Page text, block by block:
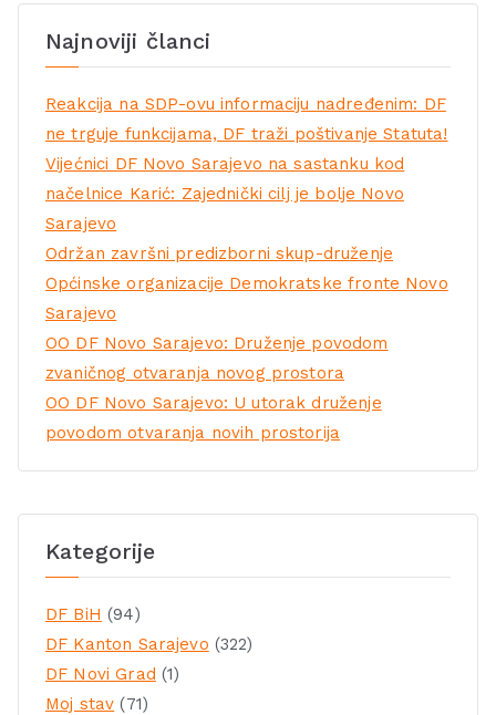
Najnoviji članci
Reakcija na SDP-ovu informaciju nadređenim: DF
ne trguje funkcijama, DF traži poštivanje Statuta!
Vijećnici DF Novo Sarajevo na sastanku kod
načelnice Karić: Zajednički cilj je bolje Novo
Sarajevo
Održan završni predizborni skup-druženje
Općinske organizacije Demokratske fronte Novo
Sarajevo
OO DF Novo Sarajevo: Druženje povodom
zvaničnog otvaranja novog prostora
OO DF Novo Sarajevo: U utorak druženje
povodom otvaranja novih prostorija
Kategorije
DF BiH (94)
DF Kanton Sarajevo (322)
DF Novi Grad (1)
Moj stav (71)